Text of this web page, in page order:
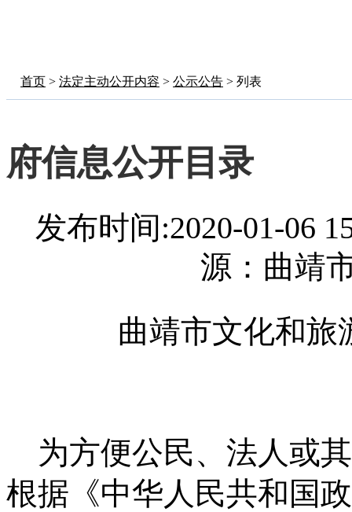
首页 > 法定主动公开内容 > 公示公告 > 列表
府信息公开目录
发布时间:2020-01-
源：曲靖
曲靖市文化和旅
为方便公民、法人或
根据《中华人民共和国